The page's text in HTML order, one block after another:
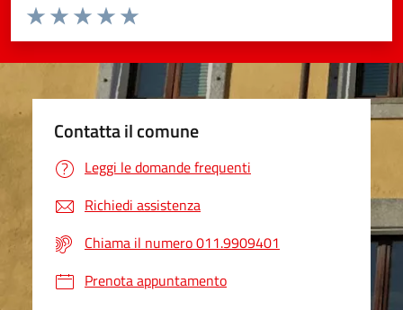
Valuta da 1 a 5 stelle la pagina
Valuta 5 stelle su 5
Valuta 4 stelle su 5
Valuta 3 stelle su 5
Valuta 2 stelle su 5
Valuta 1 stelle su 5
Contatta il comune
Leggi le domande frequenti
Richiedi assistenza
Chiama il numero 011.9909401
Prenota appuntamento